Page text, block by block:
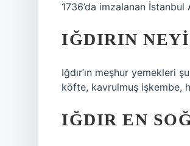
1736’da imzalanan
IĞDIRIN NEYI
Iğdır’ın meşhur yemekleri
köfte, kavrulmuş işkembe,
IĞDIR EN